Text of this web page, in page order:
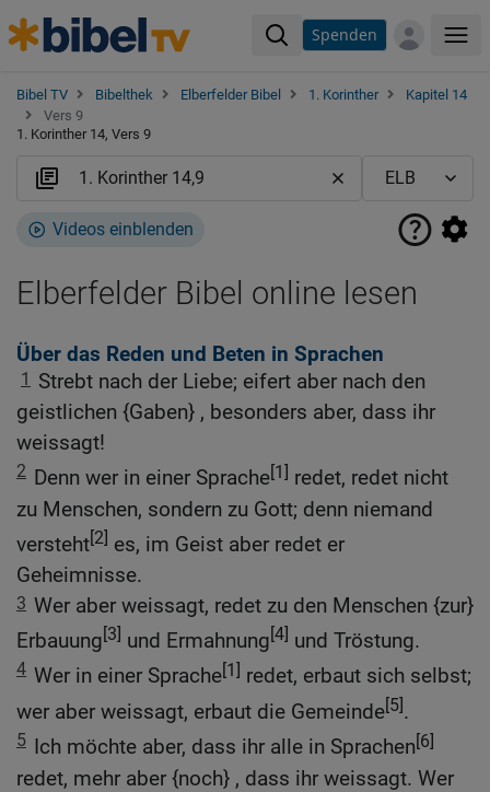
Spenden
Bibel TV Bibelthek Elberfelder Bibel 1. Korinther
Kapitel 14
Vers 9
1. Korinther 14, Vers 9
Videos einblenden
Elberfelder Bibel online lesen
Über das Reden und Beten in Sprachen
1
Strebt nach der Liebe; eifert aber nach den
geistlichen {Gaben} , besonders aber, dass ihr
weissagt!
2 Denn wer in einer Sprache[1] redet, redet nicht
zu Menschen, sondern zu Gott; denn niemand
versteht[2] es, im Geist aber redet er
Geheimnisse.
3 Wer aber weissagt, redet zu den Menschen {zur}
Erbauung[3] und Ermahnung[4] und Tröstung.
4 Wer in einer Sprache[1] redet, erbaut sich selbst;
wer aber weissagt, erbaut die Gemeinde[5].
5 Ich möchte aber, dass ihr alle in Sprachen[6]
redet, mehr aber {noch} , dass ihr weissagt. Wer